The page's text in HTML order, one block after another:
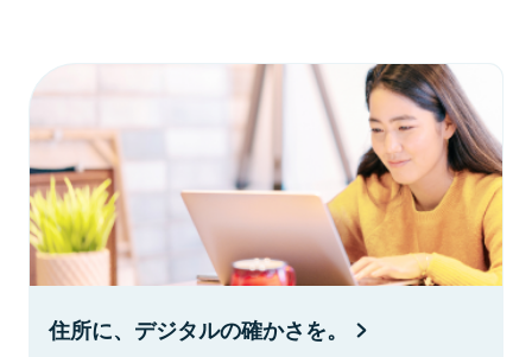
住所に、デジタルの確かさを。